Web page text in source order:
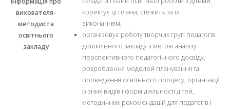
вихователя-
методиста
освітнього
закладу
коректує ці плани, стежить за їх
виконанням;
організовує роботу творчих груп педагогів
дошкільного закладу з метою аналізу
перспективного педагогічного досвіду,
розроблення моделей планування та
проведення освітнього процесу, організації
різних видів і форм діяльності дітей,
методичних рекомендацій для педагогів і